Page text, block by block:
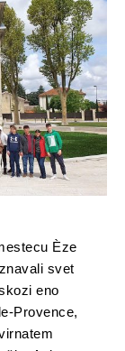
Èze
svet
eno
Provence,